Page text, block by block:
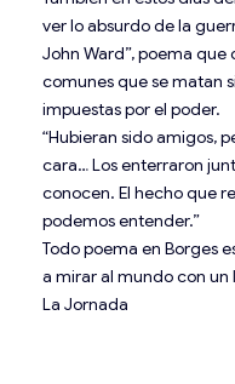
ver lo absurdo de la
John Ward”, poema
comunes que se matan
impuestas por el poder.
“Hubieran sido amigos,
cara… Los enterraron
conocen. El hecho que
podemos entender.”
Todo poema en Borges
a mirar al mundo con
La Jornada